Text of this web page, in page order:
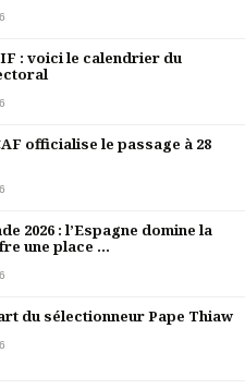
: voici le calendrier du
officialise le passage à 28
2026 : l’Espagne domine la
une place ...
du sélectionneur Pape Thiaw